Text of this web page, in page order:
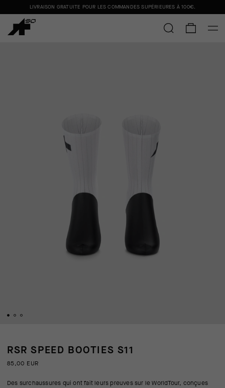
LIVRAISON GRATUITE POUR LES COMMANDES SUPÉRIEURES À 100€.
RSR SPEED BOOTIES S11
85,00 EUR
Des surchaussures qui ont fait leurs preuves sur le WorldTour, conçues